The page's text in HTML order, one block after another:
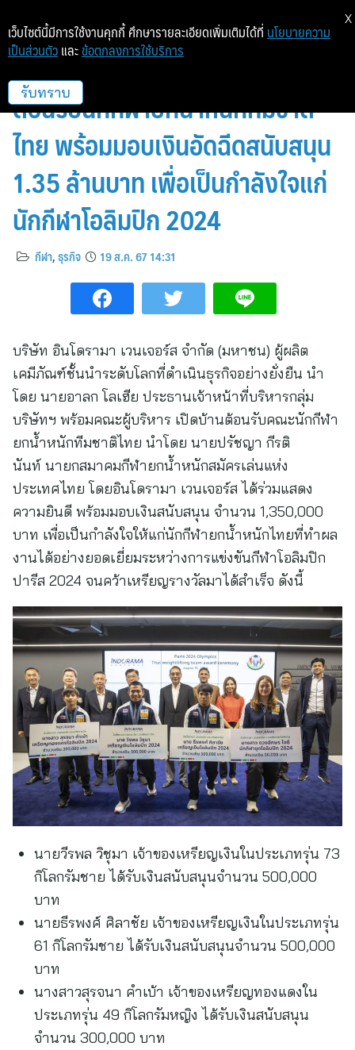
อินโดรามา เวนเจอร์ส เปิดบ้าน
ต้อนรับนักกีฬายกน้ำหนักทีมชาติ
ไทย พร้อมมอบเงินอัดฉีดสนับสนุน
1.35 ล้านบาท เพื่อเป็นกำลังใจแก่
นักกีฬาโอลิมปิก 2024
กีฬา,ธุรกิจ 19 ส.ค. 67 14:31
บริษัท อินโดรามา เวนเจอร์ส จำกัด (มหาชน) ผู้ผลิต
เคมีภัณฑ์ชั้นนำระดับโลกที่ดำเนินธุรกิจอย่างยั่งยืน นำ
โดย นายอาลก โลเฮีย ประธานเจ้าหน้าที่บริหารกลุ่ม
บริษัทฯ พร้อมคณะผู้บริหาร เปิดบ้านต้อนรับคณะนักกีฬา
ยกน้ำหนักทีมชาติไทย นำโดย นายปรัชญา กีรติ
นันท์ นายกสมาคมกีฬายกน้ำหนักสมัครเล่นแห่ง
ประเทศไทย โดยอินโดรามา เวนเจอร์ส ได้ร่วมแสดง
ความยินดี พร้อมมอบเงินสนับสนุน จำนวน 1,350,000
บาท เพื่อเป็นกำลังใจให้แก่นักกีฬายกน้ำหนักไทยที่ทำผล
งานได้อย่างยอดเยี่ยมระหว่างการแข่งขันกีฬาโอลิมปิก
ปารีส 2024 จนคว้าเหรียญรางวัลมาได้สำเร็จ ดังนี้
นายวีรพล วิชุมา เจ้าของเหรียญเงินในประเภทรุ่น 73
กิโลกรัมชาย ได้รับเงินสนับสนุนจำนวน 500,000
บาท
นายธีรพงศ์ ศิลาชัย เจ้าของเหรียญเงินในประเภทรุ่น
61 กิโลกรัมชาย ได้รับเงินสนับสนุนจำนวน 500,000
บาท
นางสาวสุรจนา คำเบ้า เจ้าของเหรียญทองแดงใน
ประเภทรุ่น 49 กิโลกรัมหญิง ได้รับเงินสนับสนุน
จำนวน 300,000 บาท
เว็บไซต์นี้มีการใช้งานคุกกี้ ศึกษารายละเอียดเพิ่มเติมได้ที่ นโยบายความ
เป็นส่วนตัว และ ข้อตกลงการใช้บริการ
รับทราบ
X